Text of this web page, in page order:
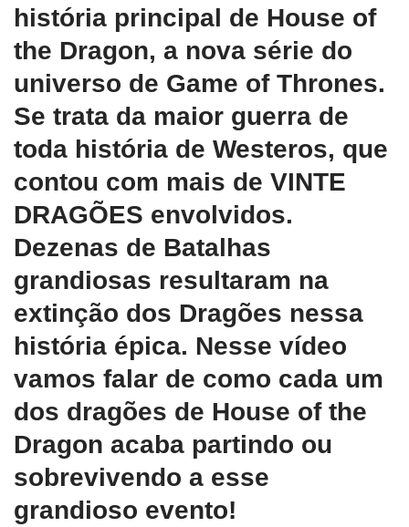
história principal de House of
the Dragon, a nova série do
universo de Game of Thrones.
Se trata da maior guerra de
toda história de Westeros, que
contou com mais de VINTE
DRAGÕES envolvidos.
Dezenas de Batalhas
grandiosas resultaram na
extinção dos Dragões nessa
história épica. Nesse vídeo
vamos falar de como cada um
dos dragões de House of the
Dragon acaba partindo ou
sobrevivendo a esse
grandioso evento!